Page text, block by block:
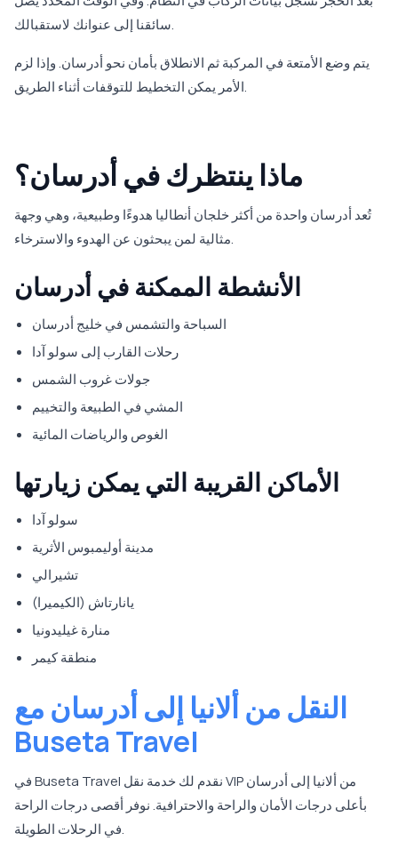
سائقنا إلى عنوانك لاستقبالك.
يتم وضع الأمتعة في المركبة ثم الانطلاق بأمان نحو أدرسان. وإذا لزم
الأمر يمكن التخطيط للتوقفات أثناء الطريق.
ماذا ينتظرك في أدرسان؟
تُعد أدرسان واحدة من أكثر خلجان أنطاليا هدوءًا وطبيعية، وهي وجهة
مثالية لمن يبحثون عن الهدوء والاسترخاء.
الأنشطة الممكنة في أدرسان
السباحة والتشمس في خليج أدرسان
رحلات القارب إلى سولو آدا
جولات غروب الشمس
المشي في الطبيعة والتخييم
الغوص والرياضات المائية
الأماكن القريبة التي يمكن زيارتها
سولو آدا
مدينة أوليمبوس الأثرية
تشيرالي
يانارتاش (الكيميرا)
منارة غيليدونيا
منطقة كيمر
النقل من ألانيا إلى أدرسان مع
Buseta Travel
في Buseta Travel نقدم لك خدمة نقل VIP من ألانيا إلى أدرسان
بأعلى درجات الأمان والراحة والاحترافية. نوفر أقصى درجات الراحة
في الرحلات الطويلة.